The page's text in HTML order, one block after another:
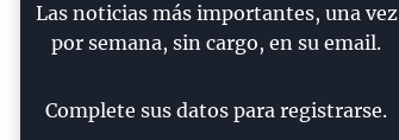
Las noticias más importantes, una vez
por semana, sin cargo, en su email.
Complete sus datos para registrarse.